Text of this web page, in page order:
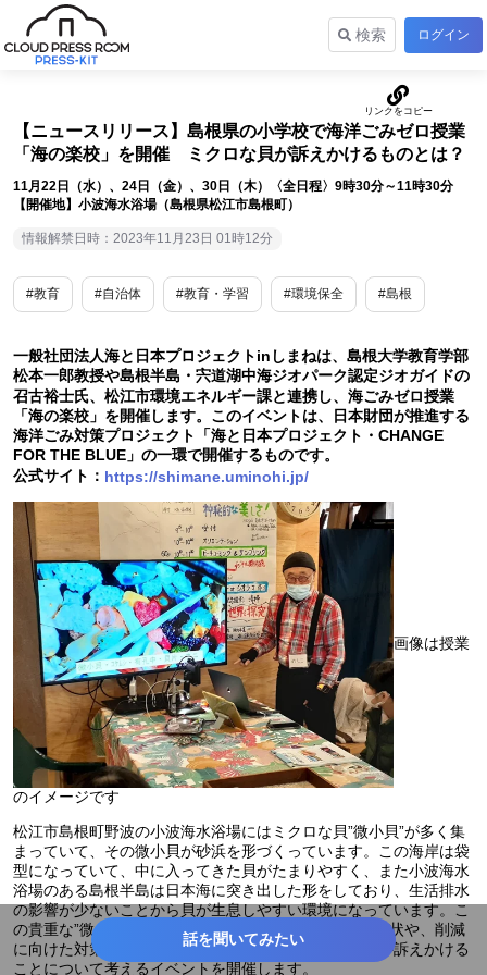
検索 ログイン
【ニュースリリース】島根県の小学校で海洋ごみゼロ授業
「海の楽校」を開催 ミクロな貝が訴えかけるものとは？
11月22日（水）、24日（金）、30日（木）〈全日程〉9時30分～11時30分
【開催地】小波海水浴場（島根県松江市島根町）
情報解禁日時：2023年11月23日 01時12分
#教育 #自治体 #教育・学習 #環境保全 #島根
一般社団法人海と日本プロジェクトinしまねは、島根大学教育学部
松本一郎教授や島根半島・宍道湖中海ジオパーク認定ジオガイドの
召古裕士氏、松江市環境エネルギー課と連携し、海ごみゼロ授業
「海の楽校」を開催します。このイベントは、日本財団が推進する
海洋ごみ対策プロジェクト「海と日本プロジェクト・CHANGE
FOR THE BLUE」の一環で開催するものです。
公式サイト： https://shimane.uminohi.jp/
画像は授業
のイメージです
松江市島根町野波の小波海水浴場にはミクロな貝”微小貝”が多く集
まっていて、その微小貝が砂浜を形づくっています。この海岸は袋
型になっていて、中に入ってきた貝がたまりやすく、また小波海水
浴場のある島根半島は日本海に突き出した形をしており、生活排水
の影響が少ないことから貝が生息しやすい環境になっています。こ
の貴重な”微小貝”や環境の授業を通じて、海洋ごみの現状や、削減
に向けた対策など、松江市内の子ども達にミクロな貝が訴えかける
ことについて考えるイベントを開催します。
話を聞いてみたい